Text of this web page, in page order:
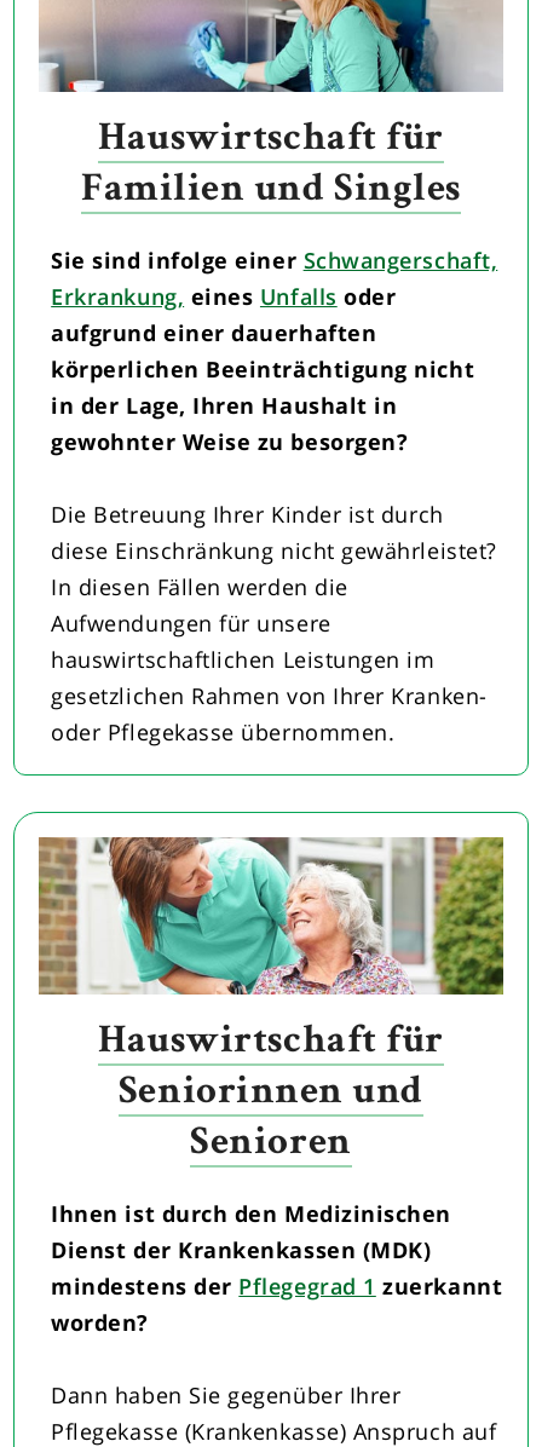
Hauswirtschaft für
Familien und Singles
Sie sind infolge einer Schwangerschaft,
Erkrankung, eines Unfalls oder
aufgrund einer dauerhaften
körperlichen Beeinträchtigung nicht
in der Lage, Ihren Haushalt in
gewohnter Weise zu besorgen?
Die Betreuung Ihrer Kinder ist durch
diese Einschränkung nicht gewährleistet?
In diesen Fällen werden die
Aufwendungen für unsere
hauswirtschaftlichen Leistungen im
gesetzlichen Rahmen von Ihrer Kranken-
oder Pflegekasse übernommen.
Hauswirtschaft für
Seniorinnen und
Senioren
Ihnen ist durch den Medizinischen
Dienst der Krankenkassen (MDK)
mindestens der Pflegegrad 1 zuerkannt
worden?
Dann haben Sie gegenüber Ihrer
Pflegekasse (Krankenkasse) Anspruch auf